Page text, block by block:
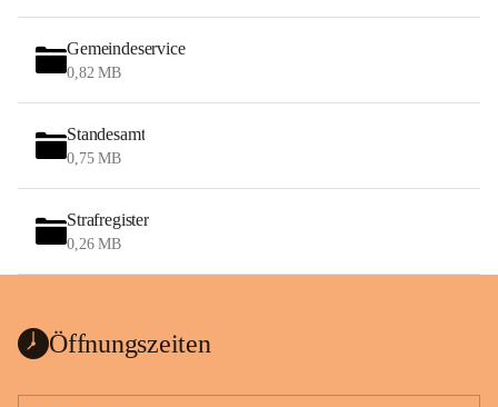
Gemeindeservice
0,82 MB
Standesamt
0,75 MB
Strafregister
0,26 MB
Öffnungszeiten